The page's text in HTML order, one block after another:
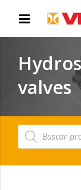
valves
Búsqueda
de